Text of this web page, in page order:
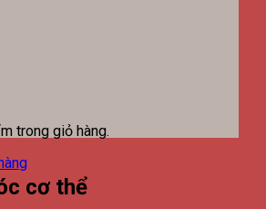
trong giỏ hàng.
cơ thể